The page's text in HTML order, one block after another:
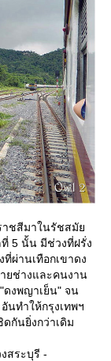
ราชสีมาในรัชสมั
5 นั้น มีช่วงที่ฝรั่ง
ที่ผ่านเทือกเขาดง
ยช่างและคนงาน
ดงพญาเย็น" จน
นทำให้กรุงเทพฯ
กันยิ่งกว่าเดิม
สระบุรี -